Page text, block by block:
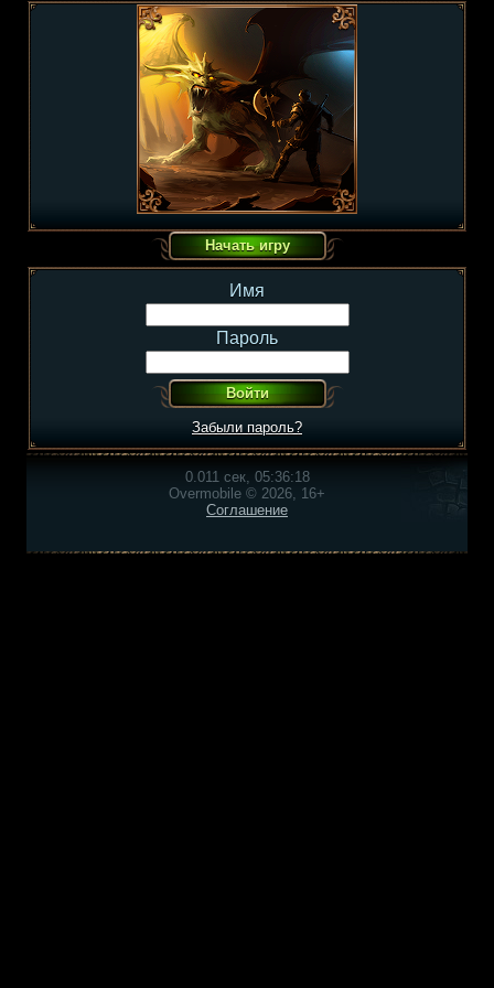
Имя
Пароль
Забыли пароль?
0.011 сек, 05:36:18
Overmobile © 2026, 16+
Соглашение